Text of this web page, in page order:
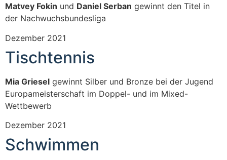
Matvey Fokin und Daniel Serban gewinnt den Titel in
der Nachwuchsbundesliga
Dezember 2021
Tischtennis
Mia Griesel gewinnt Silber und Bronze bei der Jugend
Europameisterschaft im Doppel- und im Mixed-
Wettbewerb
Dezember 2021
Schwimmen